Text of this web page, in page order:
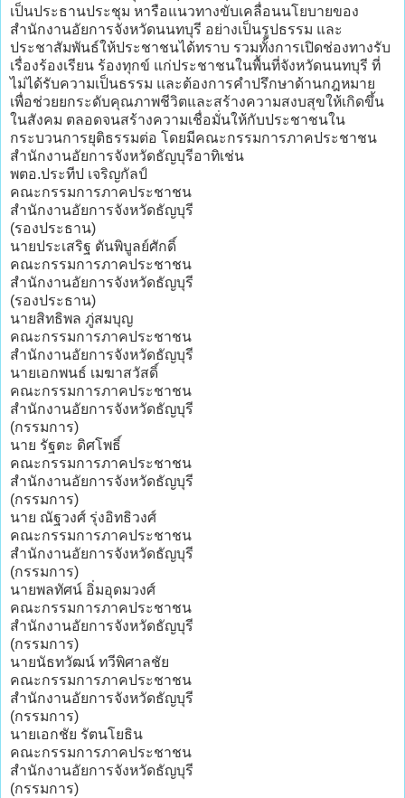
เป็นประธานประชุม หารือแนวทางขับเคลื่อนนโยบายของ
สำนักงานอัยการจังหวัดนนทบุรี อย่างเป็นรูปธรรม และ
ประชาสัมพันธ์ให้ประชาชนได้ทราบ รวมทั้งการเปิดช่องทางรับ
เรื่องร้องเรียน ร้องทุกข์ แก่ประชาชนในพื้นที่จังหวัดนนทบุรี ที่
ไม่ได้รับความเป็นธรรม และต้องการคำปรึกษาด้านกฎหมาย
เพื่อช่วยยกระดับคุณภาพชีวิตและสร้างความสงบสุขให้เกิดขึ้น
ในสังคม ตลอดจนสร้างความเชื่อมั่นให้กับประชาชนใน
กระบวนการยุติธรรมต่อ โดยมีคณะกรรมการภาคประชาชน
สำนักงานอัยการจังหวัดธัญบุรีอาทิเช่น
พตอ.ประทีป เจริญกัลป์
คณะกรรมการภาคประชาชน
สํานักงานอัยการจังหวัดธัญบุรี
(รองประธาน)
นายประเสริฐ ตันพิบูลย์ศักดิ์
คณะกรรมการภาคประชาชน
สํานักงานอัยการจังหวัดธัญบุรี
(รองประธาน)
นายสิทธิพล ภู่สมบุญ
คณะกรรมการภาคประชาชน
สํานักงานอัยการจังหวัดธัญบุรี
นายเอกพนธ์ เมฆาสวัสดิ์
คณะกรรมการภาคประชาชน
สํานักงานอัยการจังหวัดธัญบุรี
(กรรมการ)
นาย รัฐตะ ดิศโพธิ์
คณะกรรมการภาคประชาชน
สํานักงานอัยการจังหวัดธัญบุรี
(กรรมการ)
นาย ณัฐวงศ์ รุ่งอิทธิวงศ์
คณะกรรมการภาคประชาชน
สํานักงานอัยการจังหวัดธัญบุรี
(กรรมการ)
นายพลทัศน์ อิ่มอุดมวงศ์
คณะกรรมการภาคประชาชน
สํานักงานอัยการจังหวัดธัญบุรี
(กรรมการ)
นายนัธทวัฒน์ ทวีพิศาลชัย
คณะกรรมการภาคประชาชน
สํานักงานอัยการจังหวัดธัญบุรี
(กรรมการ)
นายเอกชัย รัตนโยธิน
คณะกรรมการภาคประชาชน
สํานักงานอัยการจังหวัดธัญบุรี
(กรรมการ)